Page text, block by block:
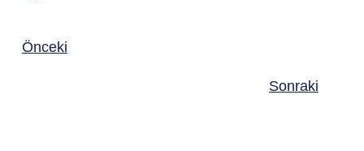
Önceki
Sonraki